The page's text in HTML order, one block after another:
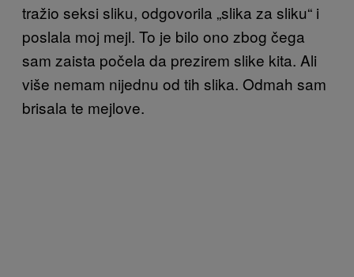
tražio seksi sliku, odgovorila „slika za sliku“ i
poslala moj mejl. To je bilo ono zbog čega
sam zaista počela da prezirem slike kita. Ali
više nemam nijednu od tih slika. Odmah sam
brisala te mejlove.